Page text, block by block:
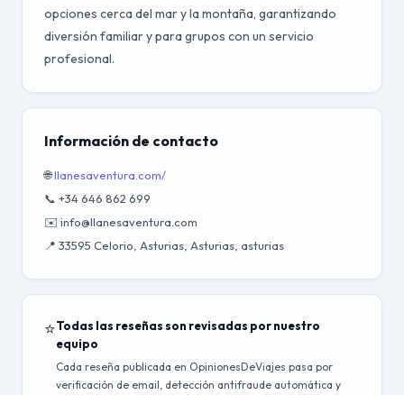
opciones cerca del mar y la montaña, garantizando
diversión familiar y para grupos con un servicio
profesional.
Información de contacto
🌐llanesaventura.com/
📞 +34 646 862 699
✉️ info@llanesaventura.com
📍 33595 Celorio, Asturias, Asturias, asturias
⭐Todas las reseñas son revisadas por nuestro
equipo
Cada reseña publicada en OpinionesDeViajes pasa por
verificación de email, detección antifraude automática y